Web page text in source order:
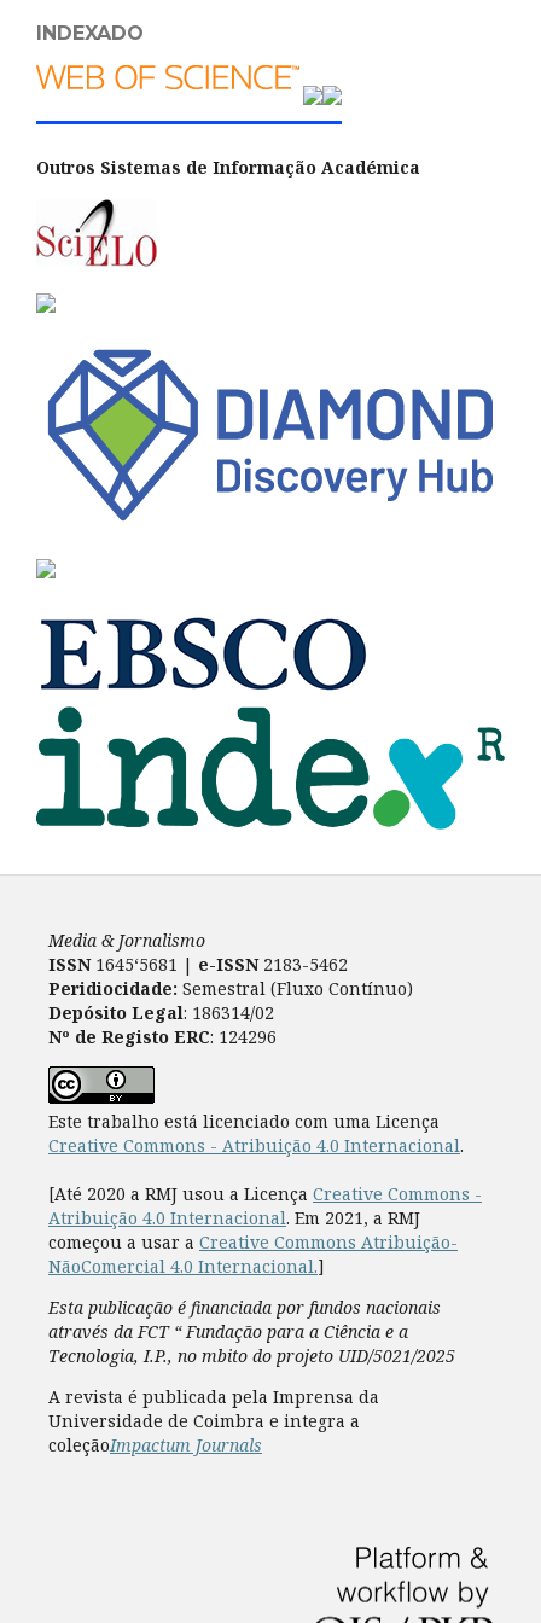
INDEXADO
Outros Sistemas de Informação Académica
Media & Jornalismo
ISSN 1645‘5681 | e-ISSN2183-5462
Peridiocidade: Semestral (Fluxo Contínuo)
Depósito Legal: 186314/02
Nº de Registo ERC: 124296
Este trabalho está licenciado com uma Licença
Creative Commons - Atribuição 4.0 Internacional.
[Até 2020 a RMJ usou a Licença Creative Commons -
Atribuição 4.0 Internacional. Em 2021, a RMJ
começou a usar a Creative Commons Atribuição-
NãoComercial 4.0 Internacional.]
Esta publicação é financiada por fundos nacionais
através da FCT “ Fundação para a Ciência e a
Tecnologia, I.P., no mbito do projeto UID/5021/2025
A revista é publicada pela Imprensa da
Universidade de Coimbra e integra a
coleçãoImpactum Journals